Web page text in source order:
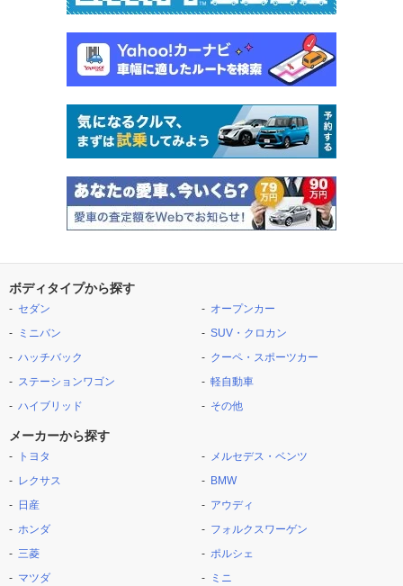
ボディタイプから探す
セダン
ミニバン
ハッチバック
ステーションワゴン
ハイブリッド
オープンカー
SUV・クロカン
クーペ・スポーツカー
軽自動車
その他
メーカーから探す
トヨタ
レクサス
日産
ホンダ
三菱
マツダ
メルセデス・ベンツ
BMW
アウディ
フォルクスワーゲン
ポルシェ
ミニ